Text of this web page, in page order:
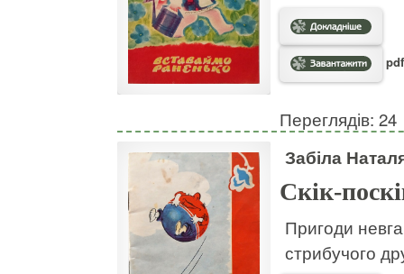
Переглядів: 24
Забіла
Скік-
Пригоди
стрибучого